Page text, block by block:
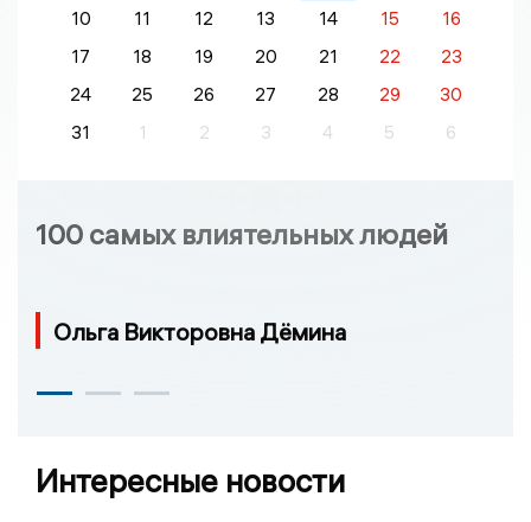
10
11 12 13 14 15
16
17
18 19 20 21 22
23
24
25 26 27 28 29
30
31
1 2 3 4 5 6
100 самых влиятельных людей
Ольга Викторовна Дёмина
Интересные новости